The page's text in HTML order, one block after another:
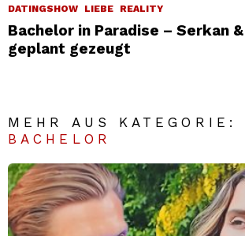
DATINGSHOW
LIEBE REALITY
Bachelor in Paradise – Serkan
geplant gezeugt
MEHR AUS KATEGORIE:
BACHELOR